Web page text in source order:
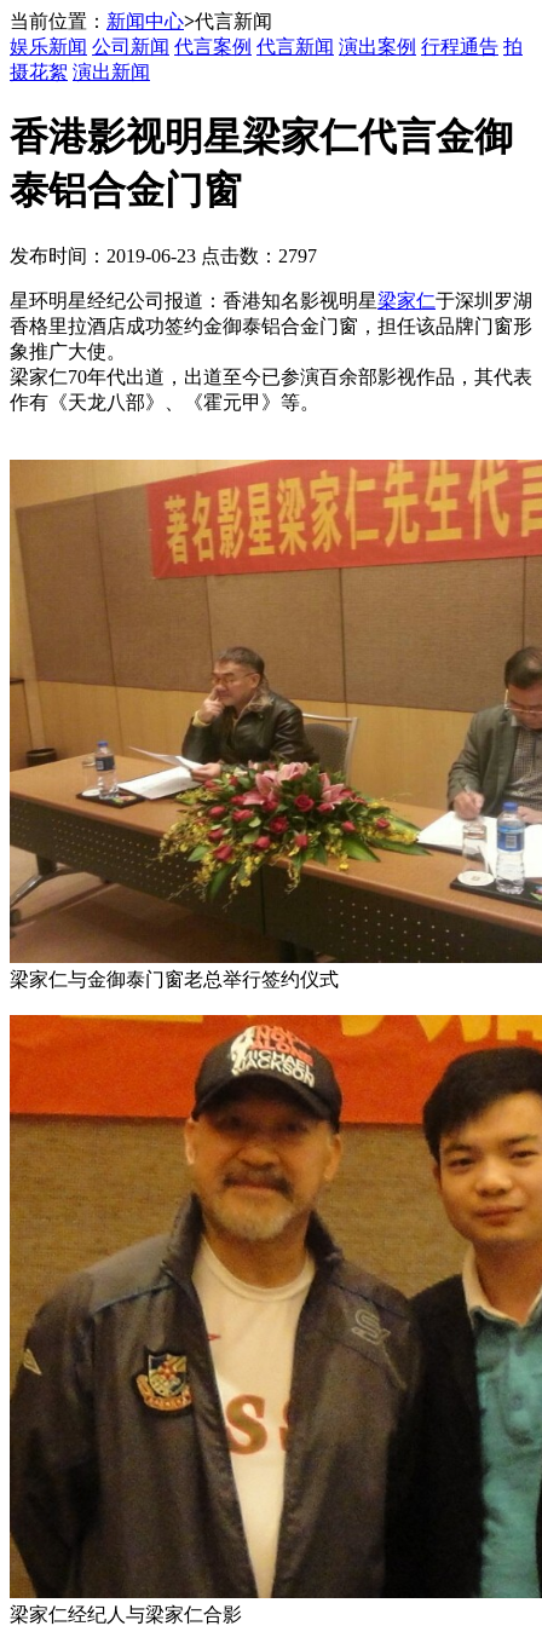
当前位置： 新闻中心>代言新闻
娱乐新闻 公司新闻 代言案例 代言新闻 演出案例 行程通告 拍
摄花絮 演出新闻
香港影视明星梁家仁代言金御
泰铝合金门窗
发布时间：2019-06-23 点击数：2797
星环明星经纪公司报道：香港知名影视明星梁家仁于深圳罗湖
香格里拉酒店成功签约金御泰铝合金门窗，担任该品牌门窗形
象推广大使。
梁家仁70年代出道，出道至今已参演百余部影视作品，其代表
作有《天龙八部》、《霍元甲》等。
梁家仁与金御泰门窗老总举行签约仪式
梁家仁经纪人与梁家仁合影